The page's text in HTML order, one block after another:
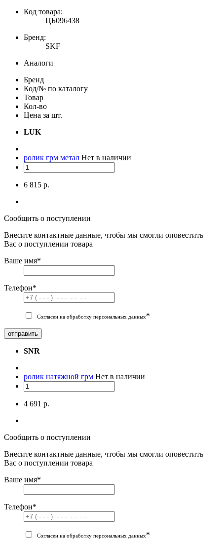
Код товара:
ЦБ096438
Бренд:
SKF
Аналоги
Бренд
Код/№ по каталогу
Товар
Кол-во
Цена за шт.
LUK
ролик грм метал Нет в наличии
6 815 р.
Сообщить о поступлении
Внесите контактные данные, чтобы мы смогли оповестить
Вас о поступлении товара
Ваше имя*
Телефон*
Согласен на обработку персональных данных*
отправить
SNR
ролик натяжной грм Нет в наличии
4 691 р.
Сообщить о поступлении
Внесите контактные данные, чтобы мы смогли оповестить
Вас о поступлении товара
Ваше имя*
Телефон*
Согласен на обработку персональных данных*